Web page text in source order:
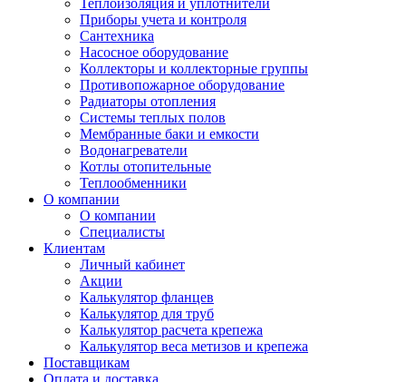
Теплоизоляция и уплотнители
Приборы учета и контроля
Сантехника
Насосное оборудование
Коллекторы и коллекторные группы
Противопожарное оборудование
Радиаторы отопления
Системы теплых полов
Мембранные баки и емкости
Водонагреватели
Котлы отопительные
Теплообменники
О компании
О компании
Специалисты
Клиентам
Личный кабинет
Акции
Калькулятор фланцев
Калькулятор для труб
Калькулятор расчета крепежа
Калькулятор веса метизов и крепежа
Поставщикам
Оплата и доставка